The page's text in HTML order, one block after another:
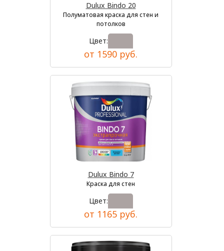
Dulux Bindo 20
Полуматовая краска для стен и
потолков
Цвет:
от 1590 руб.
Dulux Bindo 7
Краска для стен
Цвет:
от 1165 руб.